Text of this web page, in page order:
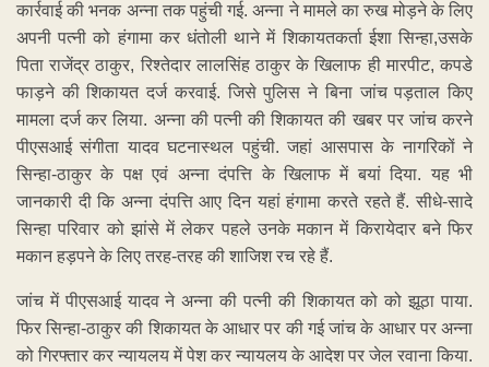
कार्रवाई की भनक अन्ना तक पहुंची गई. अन्ना ने मामले का रुख मोड़ने के लिए
अपनी पत्नी को हंगामा कर धंतोली थाने में शिकायतकर्ता ईशा सिन्हा,उसके
पिता राजेंद्र ठाकुर, रिश्तेदार लालसिंह ठाकुर के खिलाफ ही मारपीट, कपडे
फाड़ने की शिकायत दर्ज करवाई. जिसे पुलिस ने बिना जांच पड़ताल किए
मामला दर्ज कर लिया. अन्ना की पत्नी की शिकायत की खबर पर जांच करने
पीएसआई संगीता यादव घटनास्थल पहुंची. जहां आसपास के नागरिकों ने
सिन्हा-ठाकुर के पक्ष एवं अन्ना दंपत्ति के खिलाफ में बयां दिया. यह भी
जानकारी दी कि अन्ना दंपत्ति आए दिन यहां हंगामा करते रहते हैं. सीधे-सादे
सिन्हा परिवार को झांसे में लेकर पहले उनके मकान में किरायेदार बने फिर
मकान हड़पने के लिए तरह-तरह की शाजिश रच रहे हैं.
जांच में पीएसआई यादव ने अन्ना की पत्नी की शिकायत को को झूठा पाया.
फिर सिन्हा-ठाकुर की शिकायत के आधार पर की गई जांच के आधार पर अन्ना
को गिरफ्तार कर न्यायलय में पेश कर न्यायलय के आदेश पर जेल रवाना किया.